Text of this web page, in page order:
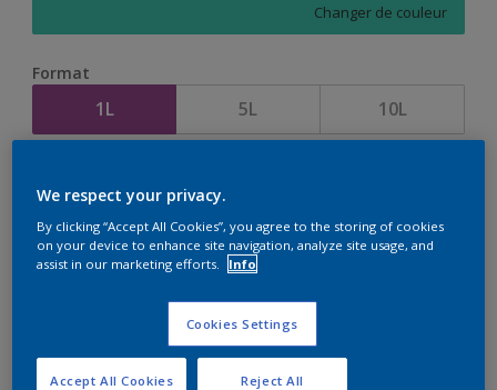
Changer de couleur
Format
1L 5L 10L
Ajouter à la liste d’achats
We respect your privacy.
By clicking “Accept All Cookies”, you agree to the storing of cookies
on your device to enhance site navigation, analyze site usage, and
assist in our marketing efforts.
Info
Cookies Settings
Reject All
Accept All Cookies